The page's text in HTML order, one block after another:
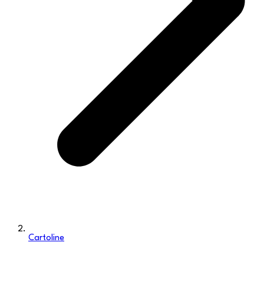
Cartoline